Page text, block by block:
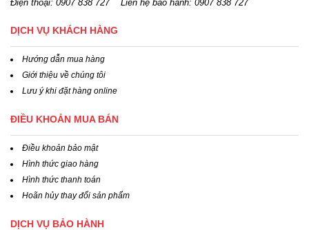
Điện thoại: 0907 838 727Liên hệ bảo hảnh: 0907 838 727
DỊCH VỤ KHÁCH HÀNG
Hướng dẫn mua hàng
Giới thiệu về chúng tôi
Lưu ý khi đặt hàng online
ĐIỀU KHOẢN MUA BÁN
Điều khoản bảo mật
Hình thức giao hàng
Hình thức thanh toán
Hoãn hủy thay đổi sản phẩm
DỊCH VỤ BẢO HÀNH